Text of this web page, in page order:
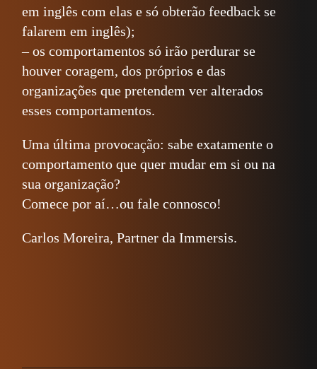
em inglês com elas e só obterão feedback se
falarem em inglês);
– os comportamentos só irão perdurar se
houver coragem, dos próprios e das
organizações que pretendem ver alterados
esses comportamentos.
Uma última provocação: sabe exatamente o
comportamento que quer mudar em si ou na
sua organização?
Comece por aí…ou fale connosco!
Carlos Moreira, Partner da Immersis.